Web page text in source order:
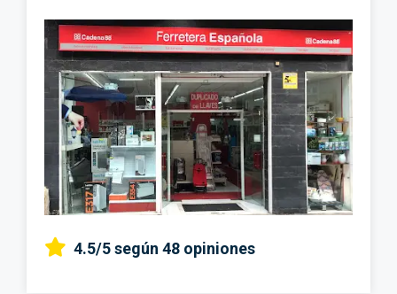
4.5/5según 48 opiniones